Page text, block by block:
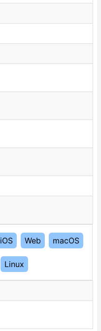
iOS Web macOS
Linux